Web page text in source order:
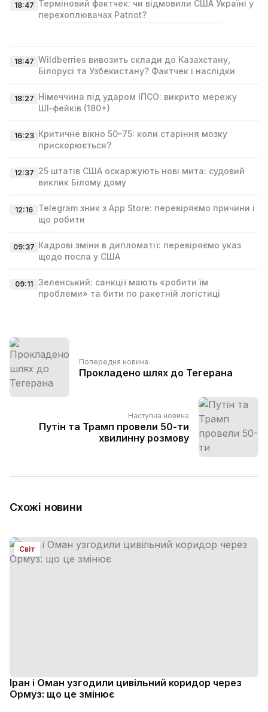
18:47 Терміновий фактчек: чи відмовили США Україні у
перехоплювачах Patriot?
18:47 Wildberries вивозить склади до Казахстану,
Білорусі та Узбекистану? Фактчек і наслідки
18:27 Німеччина під ударом ІПСО: викрито мережу
ШІ‑фейків (180+)
16:23 Критичне вікно 50–75: коли старіння мозку
прискорюється?
12:37 25 штатів США оскаржують нові мита: судовий
виклик Білому дому
12:16
Telegram зник з App Store: перевіряємо причини і
що робити
09:37 Кадрові зміни в дипломатії: перевіряємо указ
щодо посла у США
09:11 Зеленський: санкції мають «робити їм
проблеми» та бити по ракетній логістиці
Попередня новина
Прокладено шлях до Тегерана
Наступна новина
Путін та Трамп провели 50-ти
хвилинну розмову
Схожі новини
Світ
Іран і Оман узгодили цивільний коридор через
Ормуз: що це змінює